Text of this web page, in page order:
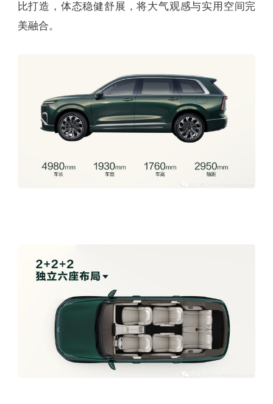
比打造，体态稳健舒展，将大气观感与实用空间完
美融合。